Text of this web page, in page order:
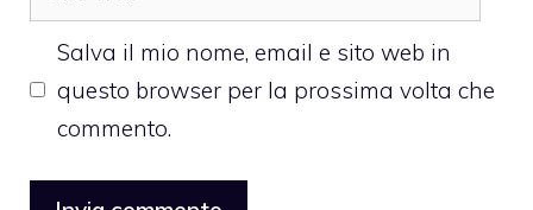
web
Salva il mio nome, email e sito web in
questo browser per la prossima volta che
commento.